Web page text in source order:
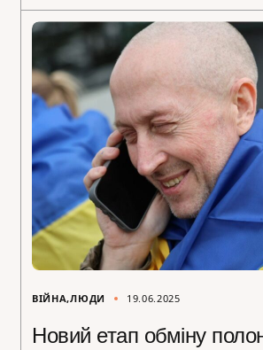
ВІЙНА ЛЮДИ 19.06.2025
Новий етап обміну